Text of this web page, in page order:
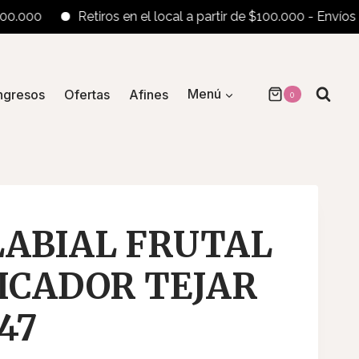
Retiros en el local a partir de $100.000 - Envíos al
Ofertas Afines Menú 0
FRUTAL
TEJAR